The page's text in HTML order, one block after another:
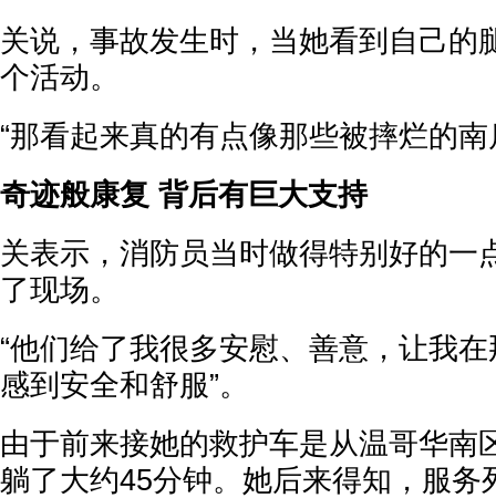
关说，事故发生时，当她看到自己的
个活动。
“那看起来真的有点像那些被摔烂的南
奇迹般康复 背后有巨大支持
关表示，消防员当时做得特别好的一
了现场。
“他们给了我很多安慰、善意，让我
感到安全和舒服”。
由于前来接她的救护车是从温哥华南
躺了大约45分钟。她后来得知，服务